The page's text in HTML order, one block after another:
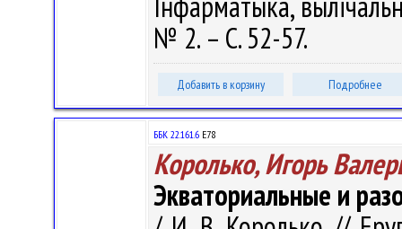
№ 2. – С. 52-57.
Добавить в корзину Подробнее
ББК 22.161.6 Е78
Королько, Игорь
Экваториальные и